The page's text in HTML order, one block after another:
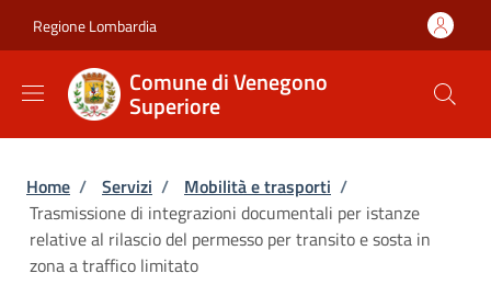
Regione Lombardia
Comune di Venegono
Superiore
Briciole di pane
Home / Servizi / Mobilità e trasporti /
Trasmissione di integrazioni documentali per istanze
relative al rilascio del permesso per transito e sosta in
zona a traffico limitato